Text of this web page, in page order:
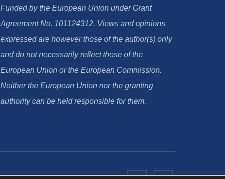
Funded by the European Union under Grant
Agreement No. 101124312. Views and opinions
expressed are however those of the author(s) only
and do not necessarily reflect those of the
European Union or the European Commission.
Neither the European Union nor the granting
authority can be held responsible for them.